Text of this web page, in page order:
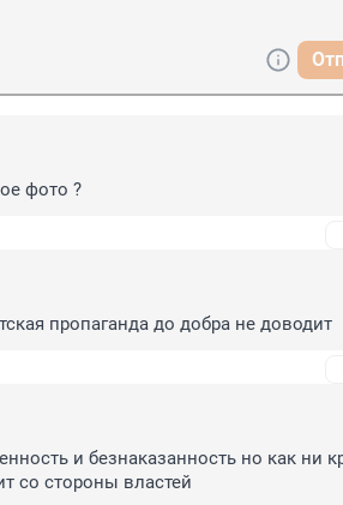
фото ?
пропаганда до добра не доводит
и безнаказанность но как ни
со стороны властей